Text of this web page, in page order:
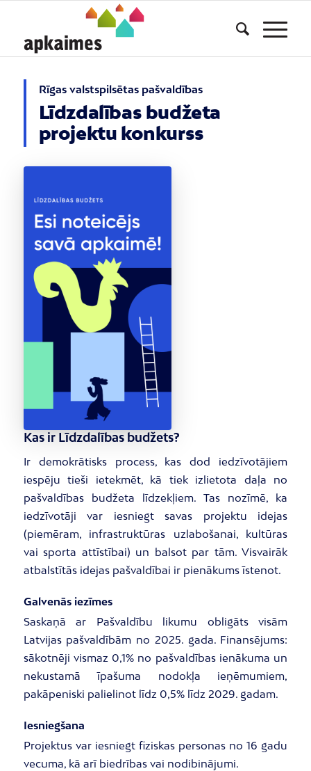
Rīgas valstspilsētas pašvaldības
Līdzdalības budžeta
projektu konkurss
Kas ir Līdzdalības budžets?
Ir demokrātisks process, kas dod iedzīvotājiem
iespēju tieši ietekmēt, kā tiek izlietota daļa no
pašvaldības budžeta līdzekļiem. Tas nozīmē, ka
iedzīvotāji var iesniegt savas projektu idejas
(piemēram, infrastruktūras uzlabošanai, kultūras
vai sporta attīstībai) un balsot par tām. Visvairāk
atbalstītās idejas pašvaldībai ir pienākums īstenot.
Galvenās iezīmes
Saskaņā ar Pašvaldību likumu obligāts visām
Latvijas pašvaldībām no 2025. gada. Finansējums:
sākotnēji vismaz 0,1% no pašvaldības ienākuma un
nekustamā īpašuma nodokļa ieņēmumiem,
pakāpeniski palielinot līdz 0,5% līdz 2029. gadam.
Iesniegšana
Projektus var iesniegt fiziskas personas no 16 gadu
vecuma, kā arī biedrības vai nodibinājumi.